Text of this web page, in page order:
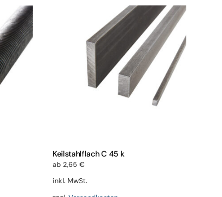
mehrere
Varianten
Die
Optionen
können
auf
der
Produktseite
Keilstahlflach C 45 k
ab 2,65 €
inkl. MwSt.